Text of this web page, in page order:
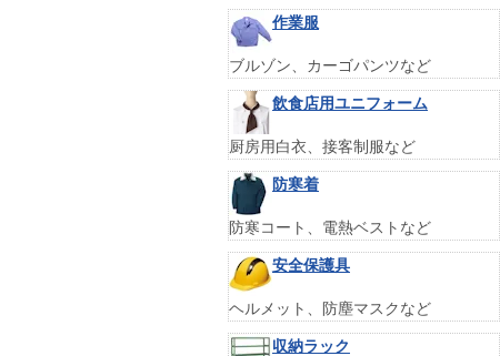
作業服
ブルゾン、カーゴパンツなど
飲食店用ユニフォーム
厨房用白衣、接客制服など
防寒着
防寒コート、電熱ベストなど
安全保護具
ヘルメット、防塵マスクなど
収納ラック